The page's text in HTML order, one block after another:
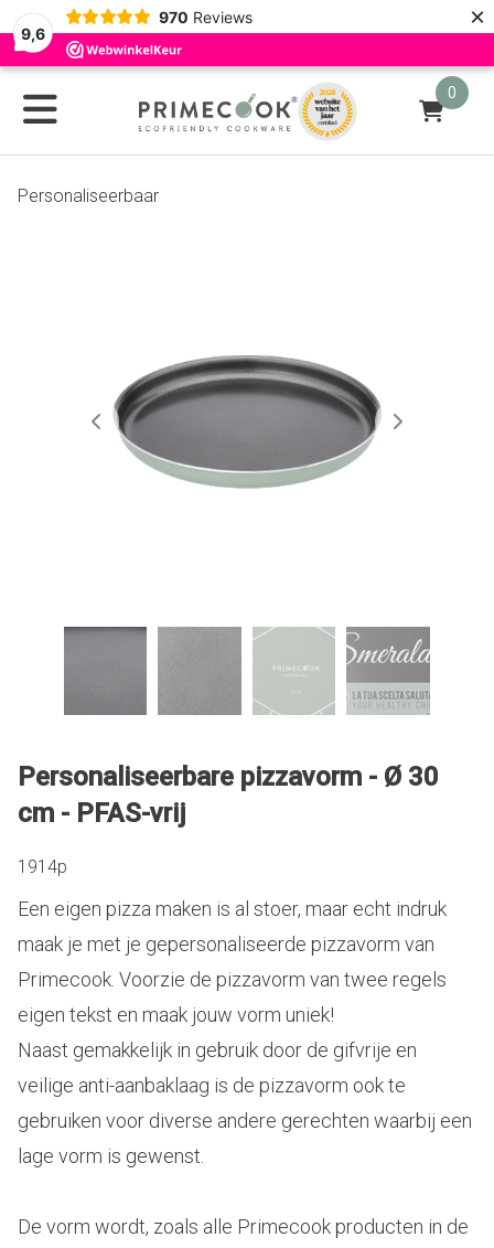
9,6
970 Reviews ×
0
Personaliseerbaar
Personaliseerbare pizzavorm - Ø 30
cm - PFAS-vrij
1914p
Een eigen pizza maken is al stoer, maar echt indruk
maak je met je gepersonaliseerde pizzavorm van
Primecook. Voorzie de pizzavorm van twee regels
eigen tekst en maak jouw vorm uniek!
Naast gemakkelijk in gebruik door de gifvrije en
veilige anti-aanbaklaag is de pizzavorm ook te
gebruiken voor diverse andere gerechten waarbij een
lage vorm is gewenst.
De vorm wordt, zoals alle Primecook producten in de